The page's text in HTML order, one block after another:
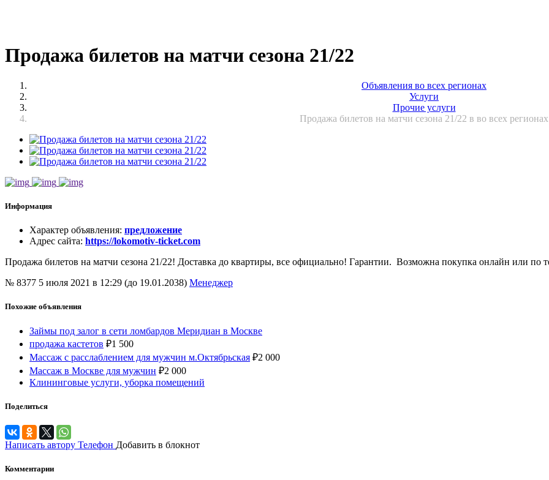
Продажа билетов на матчи сезона 21/22
Объявления во всех регионах
Услуги
Прочие услуги
Продажа билетов на матчи сезона 21/22 в во всех регионах
Информация
Характер объявления: предложение
Адрес сайта: https://lokomotiv-ticket.com
Продажа билетов на матчи сезона 21/22! Доставка до квартиры, все официально! Гарантии. Возможна покупка онлайн или по
№ 8377 5 июля 2021 в 12:29 (до 19.01.2038) Менеджер
Похожие объявления
Займы под залог в сети ломбардов Меридиан в Москве
продажа кастетов ₽1 500
Массаж с расслаблением для мужчин м.Октябрьская ₽2 000
Массаж в Москве для мужчин ₽2 000
Клининговые услуги, уборка помещений
Поделиться
Написать автору Телефон Добавить в блокнот
Комментарии